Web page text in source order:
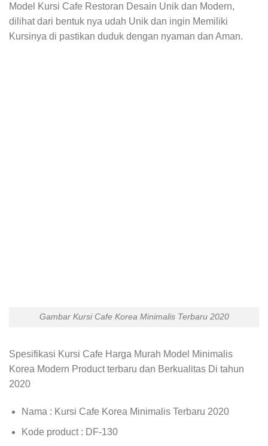
Model Kursi Cafe Restoran Desain Unik dan Modern,
dilihat dari bentuk nya udah Unik dan ingin Memiliki
Kursinya di pastikan duduk dengan nyaman dan Aman.
Gambar Kursi Cafe Korea Minimalis Terbaru 2020
Spesifikasi Kursi Cafe Harga Murah Model Minimalis
Korea Modern Product terbaru dan Berkualitas Di tahun
2020
Nama : Kursi Cafe Korea Minimalis Terbaru 2020
Kode product : DF-130